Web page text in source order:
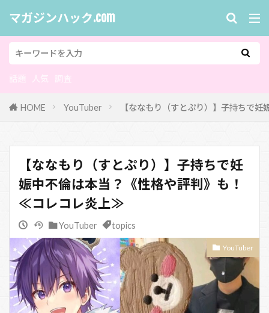
マガジンハック.com
HOME YouTuber 【ななもり（すとぷり）】子持ちで
【ななもり（すとぷり）】子持ちで妊
娠中不倫は本当？《性格や評判》も！
≪コレコレ炎上≫
YouTuber topics
YouTuber